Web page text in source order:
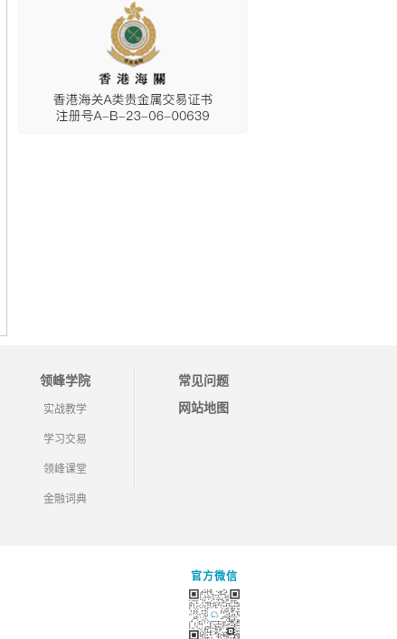
领峰学院
实战教学
学习交易
领峰课堂
金融词典
常见问题
网站地图
官方微信